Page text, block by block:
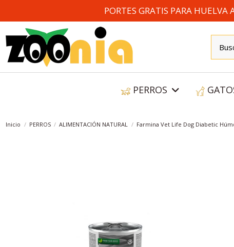
PORTES GRATIS PARA
PERROS
Inicio PERROS ALIMENTACIÓN NATURAL Farmina Vet Life Dog Diabetic